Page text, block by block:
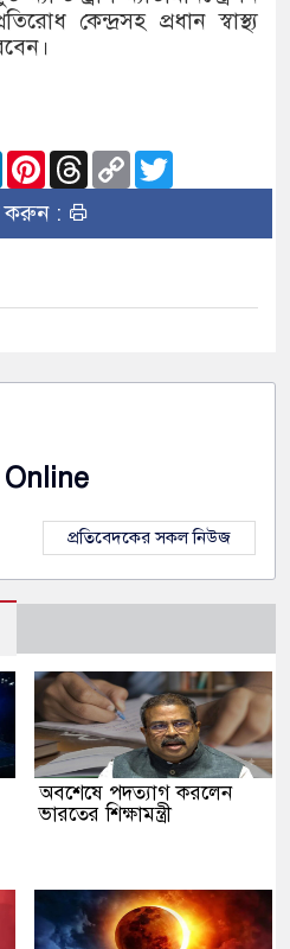
কেন্দ্রসহ প্রধান স্বাস্থ্য
LinkedInPinterest
Threads
Copy
Link
করুন :
প্রতিবেদকের সকল নিউজ
অবশেষে পদত্যাগ করলেন
ভারতের শিক্ষামন্ত্রী